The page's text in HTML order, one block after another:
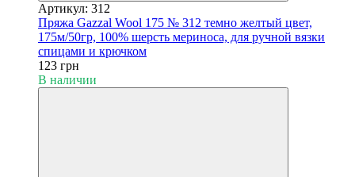
Артикул: 312
Пряжа Gazzal Wool 175 № 312 темно желтый цвет,
175м/50гр, 100% шерсть мериноса, для ручной вязки
спицами и крючком
123 грн
В наличии